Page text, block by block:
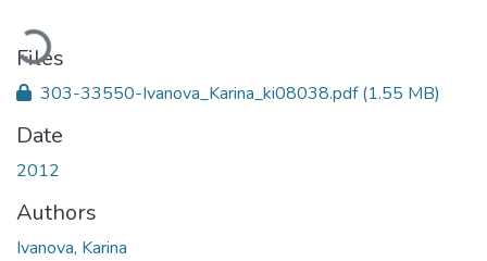
Loading...
Files
303-33550-Ivanova_Karina_ki08038.pdf(1.55 MB)
Date
2012
Authors
Ivanova, Karina